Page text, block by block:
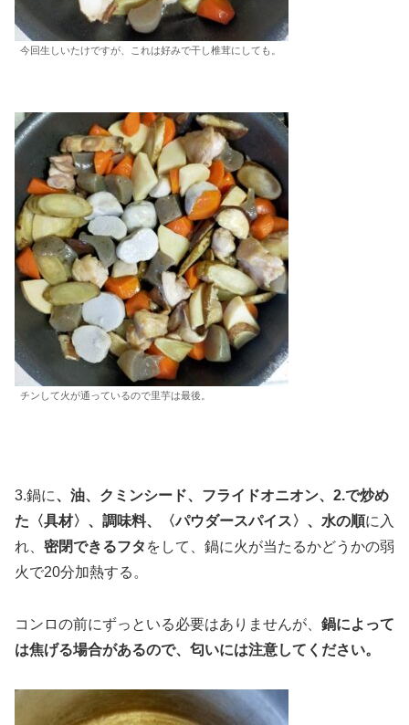
今回生しいたけですが、これは好みで干し椎茸にしても。
チンして火が通っているので里芋は最後。
3.鍋に、油、クミンシード、フライドオニオン、2.で炒め
た〈具材〉、調味料、〈パウダースパイス〉、水の順に入
れ、 密閉できるフタ をして、鍋に火が当たるかどうかの弱
火で20分加熱する。
コンロの前にずっといる必要はありませんが、 鍋によって
は焦げる場合があるので、匂いには注意してください。